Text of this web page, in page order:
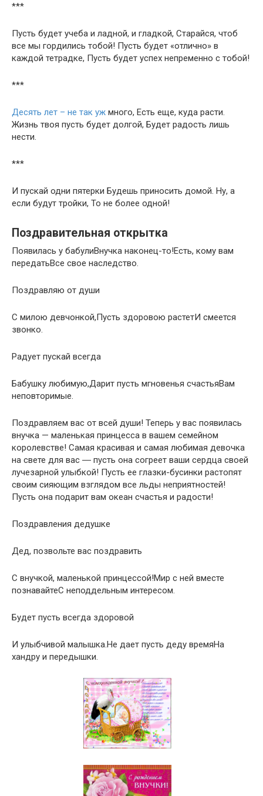
***
Пусть будет учеба и ладной, и гладкой, Старайся, чтоб
все мы гордились тобой! Пусть будет «отлично» в
каждой тетрадке, Пусть будет успех непременно с тобой!
***
Десять лет – не так уж много, Есть еще, куда расти.
Жизнь твоя пусть будет долгой, Будет радость лишь
нести.
***
И пускай одни пятерки Будешь приносить домой. Ну, а
если будут тройки, То не более одной!
Поздравительная открытка
Появилась у бабулиВнучка наконец-то!Есть, кому вам
передатьВсе свое наследство.
Поздравляю от души
С милою девчонкой,Пусть здоровою растетИ смеется
звонко.
Радует пускай всегда
Бабушку любимую,Дарит пусть мгновенья счастьяВам
неповторимые.
Поздравляем вас от всей души! Теперь у вас появилась
внучка — маленькая принцесса в вашем семейном
королевстве! Самая красивая и самая любимая девочка
на свете для вас ― пусть она согреет ваши сердца своей
лучезарной улыбкой! Пусть ее глазки-бусинки растопят
своим сияющим взглядом все льды неприятностей!
Пусть она подарит вам океан счастья и радости!
Поздравления дедушке
Дед, позвольте вас поздравить
С внучкой, маленькой принцессой!Мир с ней вместе
познавайтеС неподдельным интересом.
Будет пусть всегда здоровой
И улыбчивой малышка.Не дает пусть деду времяНа
хандру и передышки.